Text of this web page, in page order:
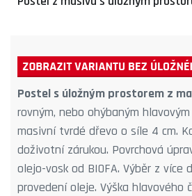
Postel s úložným prostorem z
rovným, nebo ohýbaným
masivní tvrdé dřevo o síle 4 cm.
doživotní zárukou. Povrchová
olejo-vosk od BIOFA. Výběr z více
provedení oleje. Výška hlavového